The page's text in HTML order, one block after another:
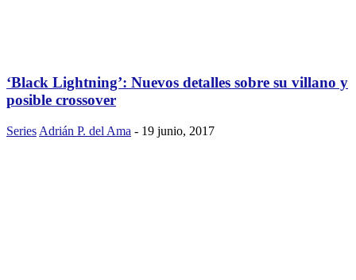
‘Black Lightning’: Nuevos detalles sobre su villano y
posible crossover
Series Adrián P. del Ama - 19 junio, 2017